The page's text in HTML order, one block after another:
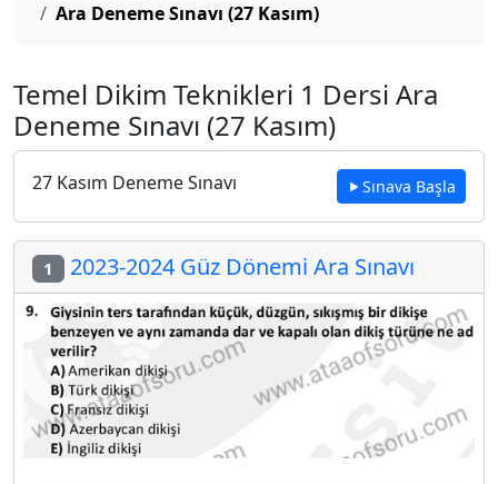
Ara Deneme Sınavı (27 Kasım)
Temel Dikim Teknikleri 1 Dersi Ara
Deneme Sınavı (27 Kasım)
27 Kasım Deneme Sınavı Sınava Başla
1 2023-2024 Güz Dönemi Ara Sınavı